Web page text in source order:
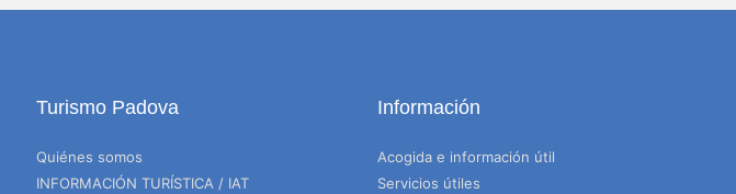
Turismo Padova
Quiénes somos
INFORMACIÓN TURÍSTICA / IAT
Información
Acogida e información útil
Servicios útiles